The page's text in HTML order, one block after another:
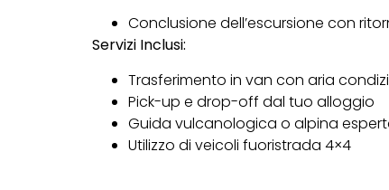
Conclusione dell’escursione con
Servizi Inclusi:
Trasferimento in van con aria
Pick-up e drop-off dal tuo alloggio
Guida vulcanologica o alpina
Utilizzo di veicoli fuoristrada 4×4